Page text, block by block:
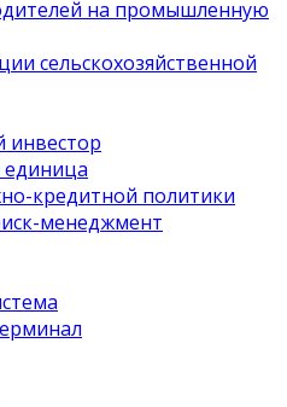
на промышленную
сельскохозяйственной
инвестор
единица
кредитной политики
менеджмент